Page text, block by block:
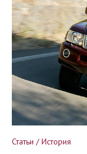
Статьи / История